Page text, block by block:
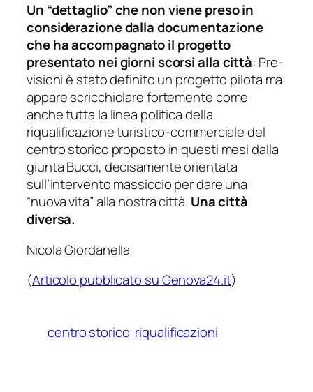
Un “dettaglio” che non viene preso in
considerazione dalla documentazione
che ha accompagnato il progetto
presentato nei giorni scorsi alla città: Pre-
visioni è stato definito un progetto pilota ma
appare scricchiolare fortemente come
anche tutta la linea politica della
riqualificazione turistico-commerciale del
centro storico proposto in questi mesi dalla
giunta Bucci, decisamente orientata
sull’intervento massiccio per dare una
“nuova vita” alla nostra città. Una città
diversa.
Nicola Giordanella
(Articolo pubblicato su Genova24.it)
centro storico riqualificazioni